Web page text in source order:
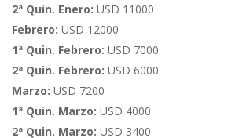
2ª Quin. Enero: USD 11000
Febrero: USD 12000
1ª Quin. Febrero: USD 7000
2ª Quin. Febrero: USD 6000
Marzo: USD 7200
1ª Quin. Marzo: USD 4000
2ª Quin. Marzo: USD 3400